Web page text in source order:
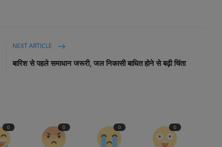
NEXT ARTICLE
बारिश से पहले समाधान जरूरी, जल निकासी बाधित होने से बढ़ी चिंता
0 0 0 0